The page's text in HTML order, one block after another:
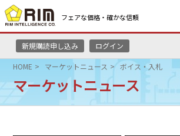
フェアな価格・確かな信頼
新規購読申し込み ログイン
MENU
はじめての方
HOME
HOME マーケットニュース ボイス・入札
マーケットニュース